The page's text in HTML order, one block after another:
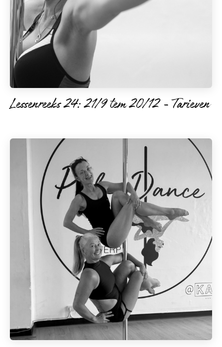
Lessenreeks 24: 21/9 tem 20/12 - Tarieven